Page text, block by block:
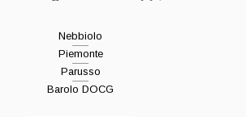
Nebbiolo
Piemonte
Parusso
Barolo DOCG